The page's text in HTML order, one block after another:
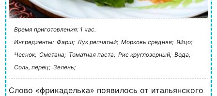
Время приготовления: 1 час.
Ингредиенты: Фарш; Лук репчатый; Морковь средняя; Яйцо;
Чеснок; Сметана; Томатная паста; Рис круглозерный; Вода;
Соль, перец; Зелень;
Слово «фрикаделька» появилось от итальянского